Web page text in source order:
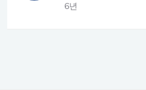
6년